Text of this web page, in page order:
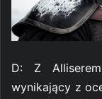
D: Z
wynikający z